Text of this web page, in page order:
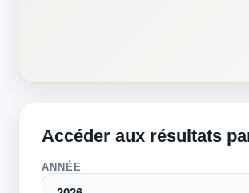
Accéder aux résultats
ANNÉE